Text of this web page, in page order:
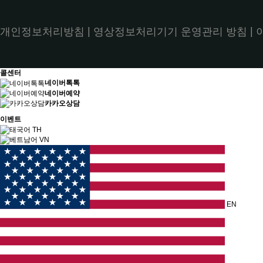
개인정보처리방침 영상정보처리기기 운영관리 방침
콜센터
네이버톡톡
네이버예약
카카오상담
이벤트
TH
VN
EN